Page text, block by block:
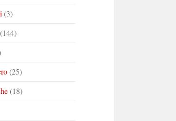
(3)
(144)
(25)
(18)